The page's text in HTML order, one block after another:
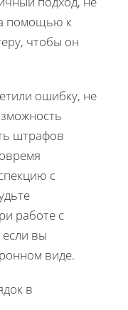
помощью к
чтобы он
ошибку, не
штрафов
с
работе с
вы
виде.
в